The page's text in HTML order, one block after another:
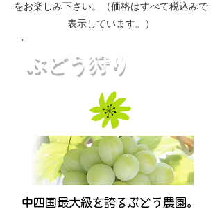
をお楽しみ下さい。（価格はすべて税込みで
表示しています。）
ぶどう狩り
中四国最大級を誇るぶどう農園。